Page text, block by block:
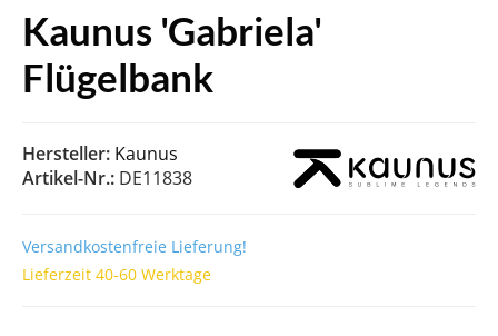
Kaunus 'Gabriela'
Flügelbank
Hersteller: Kaunus
Artikel-Nr.: DE11838
Versandkostenfreie Lieferung!
Lieferzeit 40-60 Werktage